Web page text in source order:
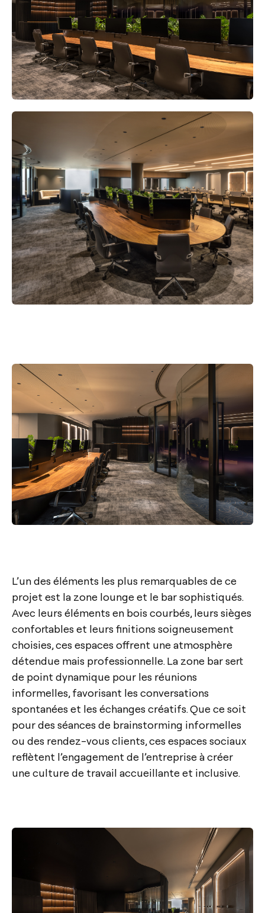
L’un des éléments les plus remarquables de ce
projet est la zone lounge et le bar sophistiqués.
Avec leurs éléments en bois courbés, leurs sièges
confortables et leurs finitions soigneusement
choisies, ces espaces offrent une atmosphère
détendue mais professionnelle. La zone bar sert
de point dynamique pour les réunions
informelles, favorisant les conversations
spontanées et les échanges créatifs. Que ce soit
pour des séances de brainstorming informelles
ou des rendez-vous clients, ces espaces sociaux
reflètent l’engagement de l’entreprise à créer
une culture de travail accueillante et inclusive.